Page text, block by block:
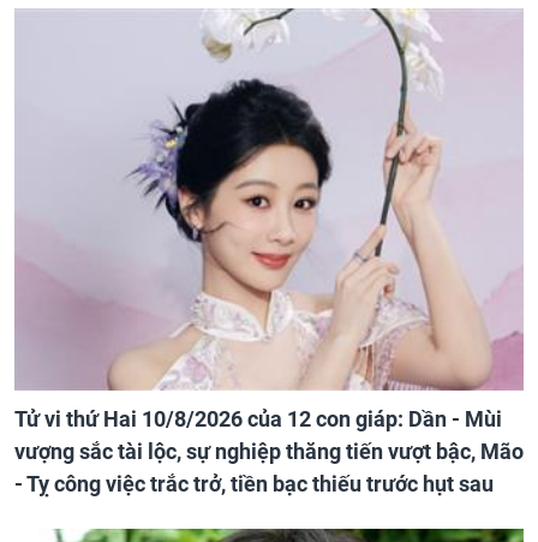
Tử vi thứ Hai 10/8/2026 của 12 con giáp: Dần - Mùi
vượng sắc tài lộc, sự nghiệp thăng tiến vượt bậc, Mão
- Tỵ công việc trắc trở, tiền bạc thiếu trước hụt sau